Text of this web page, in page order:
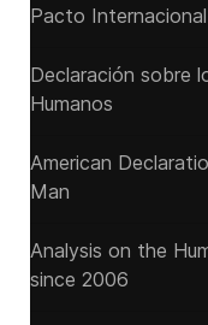
Pacto
Declaración sobre
Humanos
American
Man
Analysis on the
since 2006